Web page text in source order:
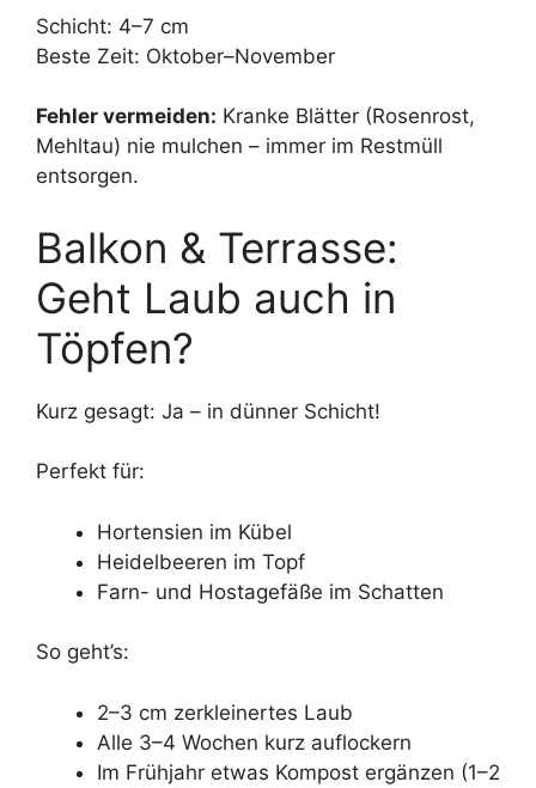
Schicht: 4–7 cm
Beste Zeit: Oktober–November
Fehler vermeiden: Kranke Blätter (Rosenrost,
Mehltau) nie mulchen – immer im Restmüll
entsorgen.
Balkon & Terrasse:
Geht Laub auch in
Töpfen?
Kurz gesagt: Ja – in dünner Schicht!
Perfekt für:
Hortensien im Kübel
Heidelbeeren im Topf
Farn- und Hostagefäße im Schatten
So geht’s:
2–3 cm zerkleinertes Laub
Alle 3–4 Wochen kurz auflockern
Im Frühjahr etwas Kompost ergänzen (1–2